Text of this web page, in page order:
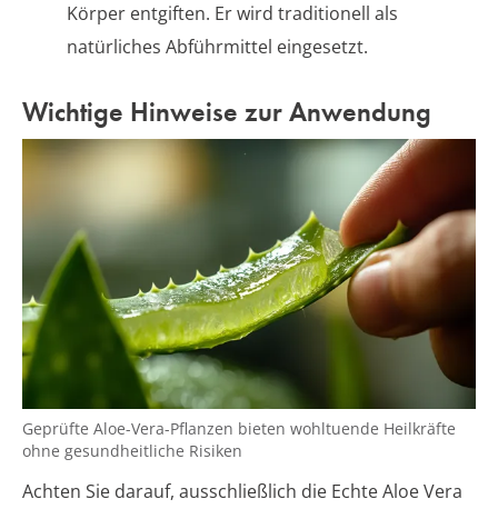
Körper entgiften. Er wird traditionell als
natürliches Abführmittel eingesetzt.
Wichtige Hinweise zur Anwendung
Geprüfte Aloe-Vera-Pflanzen bieten wohltuende Heilkräfte
ohne gesundheitliche Risiken
Achten Sie darauf, ausschließlich die Echte Aloe Vera